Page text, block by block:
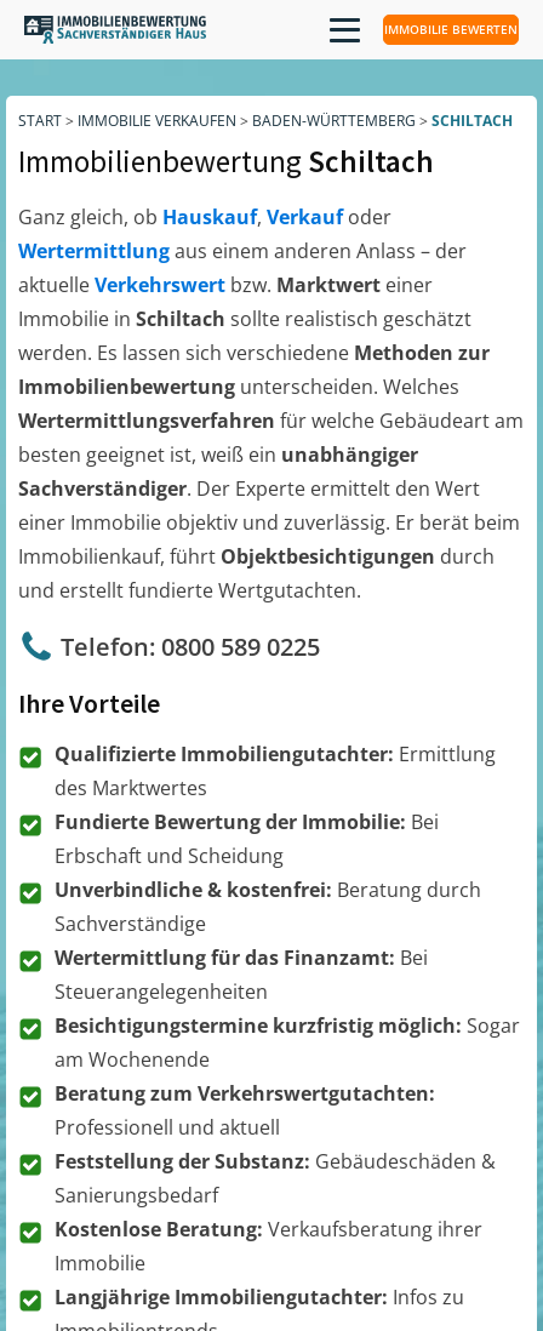
IMMOBILIE BEWERTEN
START> IMMOBILIE VERKAUFEN > BADEN-WÜRTTEMBERG > SCHILTACH
ImmobilienbewertungSchiltach
Ganz gleich, ob Hauskauf, Verkaufoder
Wertermittlungaus einem anderen Anlass – der
aktuelleVerkehrswert bzw. Marktwert einer
Immobilie in Schiltach sollte realistisch geschätzt
werden. Es lassen sich verschiedene Methoden zur
Immobilienbewertung unterscheiden. Welches
Wertermittlungsverfahren für welche Gebäudeart am
besten geeignet ist, weiß ein unabhängiger
Sachverständiger. Der Experte ermittelt den Wert
einer Immobilie objektiv und zuverlässig. Er berät beim
Immobilienkauf, führt Objektbesichtigungen durch
und erstellt fundierte Wertgutachten.
Telefon: 0800 589 0225
Ihre Vorteile
Qualifizierte Immobiliengutachter: Ermittlung
des Marktwertes
Fundierte Bewertung der Immobilie: Bei
Erbschaft und Scheidung
Unverbindliche & kostenfrei: Beratung durch
Sachverständige
Wertermittlung für das Finanzamt: Bei
Steuerangelegenheiten
Besichtigungstermine kurzfristig möglich: Sogar
am Wochenende
Beratung zum Verkehrswertgutachten:
Professionell und aktuell
Feststellung der Substanz: Gebäudeschäden &
Sanierungsbedarf
Kostenlose Beratung: Verkaufsberatung ihrer
Immobilie
Langjährige Immobiliengutachter: Infos zu